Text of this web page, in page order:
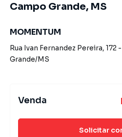
Campo Grande, MS
MOMENTUM
Rua Ivan Fernandez Pereira, 172 -
Grande/MS
Venda
Solicitar